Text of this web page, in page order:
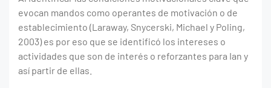
evocan mandos como operantes de motivación o de
establecimiento (Laraway, Snycerski, Michael y Poling,
2003) es por eso que se identificó los intereses o
actividades que son de interés o reforzantes para Ian y
así partir de ellas.